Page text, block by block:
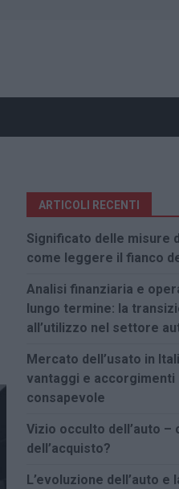
ARTICOLI RECENTI
Significato delle misure
come leggere il fianco
Analisi finanziaria e
lungo termine: la
all’utilizzo nel settore
Mercato dell’usato in
vantaggi e accorgimenti
consapevole
Vizio occulto dell’auto
dell’acquisto?
L’evoluzione dell’auto